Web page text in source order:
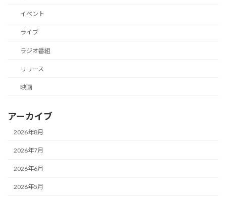
イベント
ライブ
ラジオ番組
リリース
映画
アーカイブ
2026年8月
2026年7月
2026年6月
2026年5月